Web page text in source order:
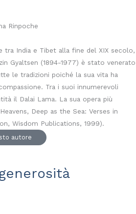
tra India e Tibet alla fine del XIX secolo,
Gyaltsen (1894-1977) è stato venerato
le tradizioni poiché la sua vita ha
Tra i suoi innumerevoli
il Dalai Lama. La sua opera più
Deep as the Sea: Verses in
Wisdom Publications, 1999).
autore